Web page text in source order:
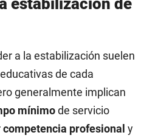
a la estabilización suelen
de cada
generalmente implican
mínimode servicio
competencia profesional y